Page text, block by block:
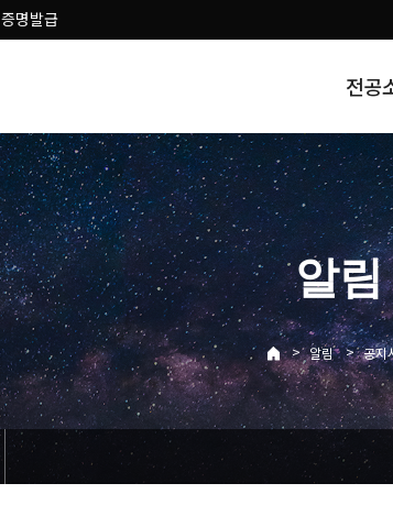
증명발급
전공
알림
> 알림 > 공지